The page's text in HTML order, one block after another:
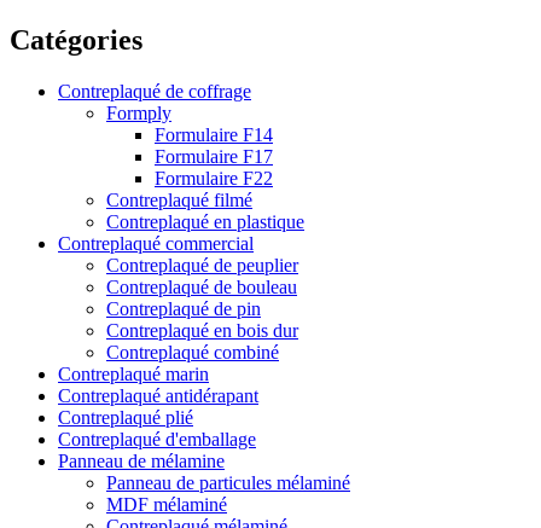
Catégories
Contreplaqué de coffrage
Formply
Formulaire F14
Formulaire F17
Formulaire F22
Contreplaqué filmé
Contreplaqué en plastique
Contreplaqué commercial
Contreplaqué de peuplier
Contreplaqué de bouleau
Contreplaqué de pin
Contreplaqué en bois dur
Contreplaqué combiné
Contreplaqué marin
Contreplaqué antidérapant
Contreplaqué plié
Contreplaqué d'emballage
Panneau de mélamine
Panneau de particules mélaminé
MDF mélaminé